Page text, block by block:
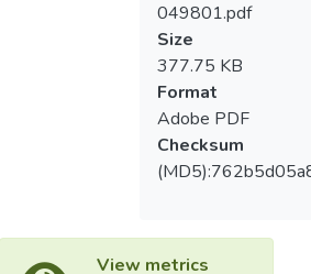
049801.pdf
Size
377.75 KB
Format
Adobe PDF
Checksum
View metrics